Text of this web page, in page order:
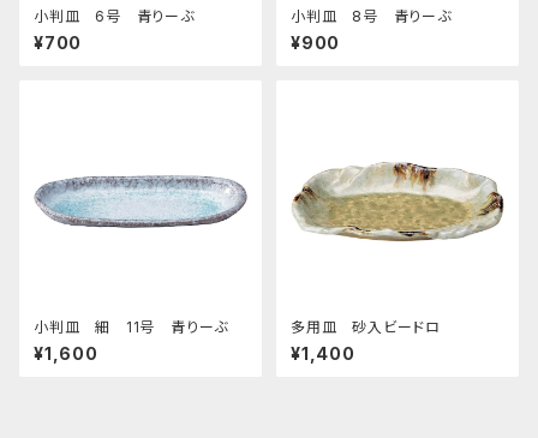
小判皿 6号 青りーぶ
¥700
小判皿 8号 青りーぶ
¥900
小判皿 細 11号 青りーぶ
¥1,600
多用皿 砂入ビードロ
¥1,400